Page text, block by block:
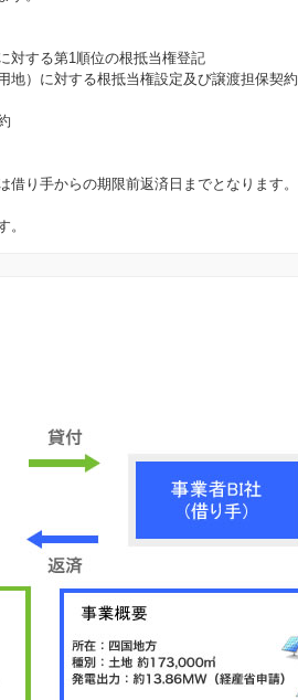
対する第1順位の根抵当権登記
地）に対する根抵当権設定及び譲渡担保契約
り手からの期限前返済日までとなります。
。